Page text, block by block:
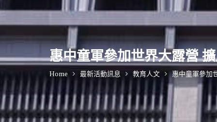
惠中童軍參加世界大露營
Home 最新活動訊息 教育人文 惠中童軍參加